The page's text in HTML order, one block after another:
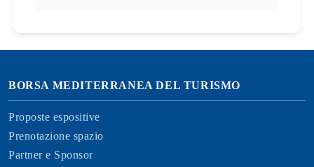
BORSA MEDITERRANEA DEL TURISMO
Proposte espositive
Prenotazione spazio
Partner e Sponsor